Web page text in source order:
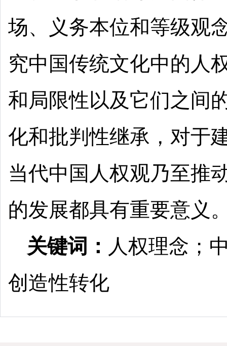
场、义务本位和等级观
究中国传统文化中的人
和局限性以及它们之间
化和批判性继承，对于
当代中国人权观乃至推
的发展都具有重要意义
关键词： 人权理念；
创造性转化